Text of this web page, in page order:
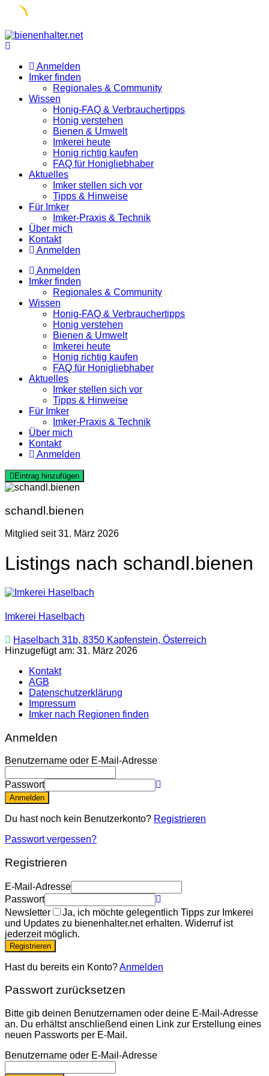
Skip
to
Anmelden
Imker finden
Regionales & Community
Wissen
Honig-FAQ & Verbrauchertipps
Honig verstehen
Bienen & Umwelt
Imkerei heute
Honig richtig kaufen
FAQ für Honigliebhaber
Aktuelles
Imker stellen sich vor
Tipps & Hinweise
Für Imker
Imker-Praxis & Technik
Über mich
Kontakt
Anmelden
Anmelden
Imker finden
Regionales & Community
Wissen
Honig-FAQ & Verbrauchertipps
Honig verstehen
Bienen & Umwelt
Imkerei heute
Honig richtig kaufen
FAQ für Honigliebhaber
Aktuelles
Imker stellen sich vor
Tipps & Hinweise
Für Imker
Imker-Praxis & Technik
Über mich
Kontakt
Anmelden
Eintrag hinzufügen
schandl.bienen
Mitglied seit 31. März 2026
Listings nach schandl.bienen
Imkerei Haselbach
Haselbach 31b, 8350 Kapfenstein, Österreich
Hinzugefügt am: 31. März 2026
Kontakt
AGB
Datenschutzerklärung
Impressum
Imker nach Regionen finden
Anmelden
Benutzername oder E-Mail-Adresse
Passwort
Anmelden
Du hast noch kein Benutzerkonto? Registrieren
Passwort vergessen?
Registrieren
E-Mail-Adresse
Passwort
Newsletter
Ja, ich möchte gelegentlich Tipps zur Imkerei
und Updates zu bienenhalter.net erhalten. Widerruf ist
jederzeit möglich.
Registrieren
Hast du bereits ein Konto?Anmelden
Passwort zurücksetzen
Bitte gib deinen Benutzernamen oder deine E-Mail-Adresse
an. Du erhältst anschließend einen Link zur Erstellung eines
neuen Passworts per E-Mail.
Benutzername oder E-Mail-Adresse